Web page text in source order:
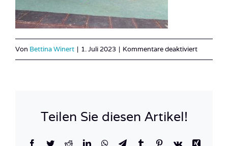
Von Bettina Winert | 1. Juli 2023 | Kommentare deaktiviertfür
Teilen Sie diesen Artikel!
Facebook
TwitterRedditLinkedInWhatsApp
TelegramTumblrPinterest
Vk
Xing